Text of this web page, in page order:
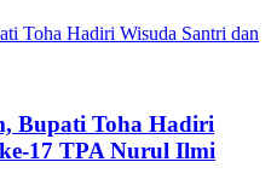
Bupati Toha Hadiri
17 TPA Nurul Ilmi